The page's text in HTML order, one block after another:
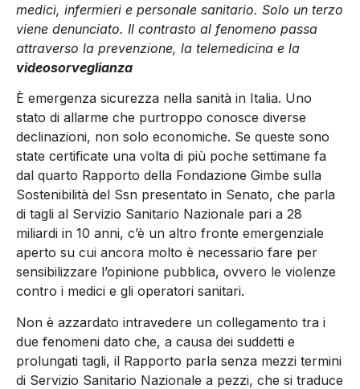
medici, infermieri e personale sanitario. Solo un terzo
viene denunciato. Il contrasto al fenomeno passa
attraverso la prevenzione, la telemedicina e la
videosorveglianza
È emergenza sicurezza nella sanità in Italia. Uno
stato di allarme che purtroppo conosce diverse
declinazioni, non solo economiche. Se queste sono
state certificate una volta di più poche settimane fa
dal quarto Rapporto della Fondazione Gimbe sulla
Sostenibilità del Ssn presentato in Senato, che parla
di tagli al Servizio Sanitario Nazionale pari a 28
miliardi in 10 anni, c’è un altro fronte emergenziale
aperto su cui ancora molto è necessario fare per
sensibilizzare l’opinione pubblica, ovvero le violenze
contro i medici e gli operatori sanitari.
Non è azzardato intravedere un collegamento tra i
due fenomeni dato che, a causa dei suddetti e
prolungati tagli, il Rapporto parla senza mezzi termini
di Servizio Sanitario Nazionale a pezzi, che si traduce